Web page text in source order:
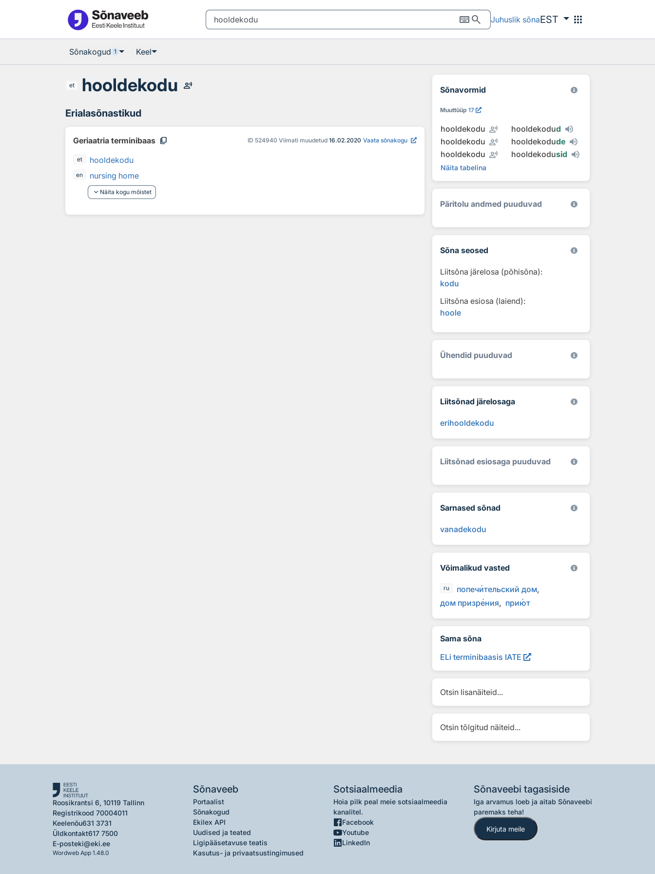
keyboardsearch Juhuslik sõnaEST apps
Sõnakogud 1 Keel
et hooldekodu record_voice_over
Erialasõnastikud
Geriaatria terminibaas content_copy ID 524940 Viimati muudetud 16.02.2020 Vaata sõnakogu
et hooldekodu
en
nursing home
keyboard_arrow_down Näita kogu mõistet
Sõnavormid
Muuttüüp 17
hooldekodu record_voice_over hooldekodud
hooldekodu record_voice_over hooldekodude
hooldekodu record_voice_over hooldekodusid
Näita tabelina
Päritolu andmed puuduvad
Sõna seosed
Liitsõna järelosa (põhisõna):
kodu
Liitsõna esiosa (laiend):
hoole
Ühendid puuduvad
Liitsõnad järelosaga
erihooldekodu
Liitsõnad esiosaga puuduvad
Sarnased sõnad
vanadekodu
Võimalikud vasted
ru попечительский дом
дом призрения приют
Sama sõna
ELi terminibaasis IATE
Otsin lisanäiteid...
Otsin tõlgitud näiteid...
Roosikrantsi 6, 10119 Tallinn
Registrikood 70004011
Keelenõu631 3731
Üldkontakt617 7500
E-posteki@eki.ee
Wordweb App 1.48.0
Sõnaveeb
Portaalist
Sõnakogud
Ekilex API
Uudised ja teated
Ligipääsetavuse teatis
Kasutus- ja privaatsustingimused
Sotsiaalmeedia
Hoia pilk peal meie sotsiaalmeedia
kanalitel.
Facebook
Youtube
LinkedIn
Sõnaveebi tagasiside
Iga arvamus loeb ja aitab Sõnaveebi
paremaks teha!
Kirjuta meile